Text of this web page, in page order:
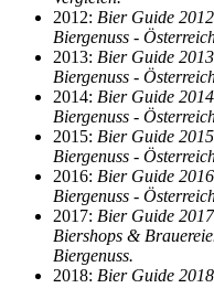
2012: Bier Guide
Biergenuss -
2013: Bier Guide
Biergenuss -
2014: Bier Guide
Biergenuss -
2015: Bier Guide
Biergenuss -
2016: Bier Guide
Biergenuss -
2017: Bier Guide
Biershops &
Biergenuss.
2018: Bier Guide